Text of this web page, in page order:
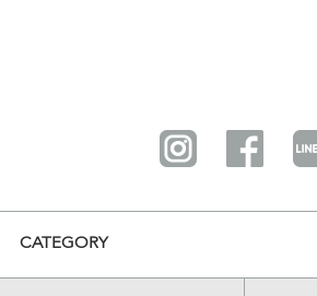
CATEGORY